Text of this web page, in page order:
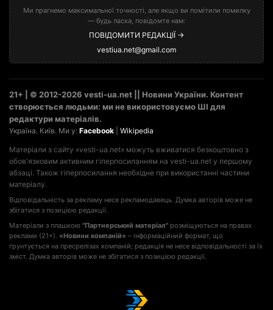
Ми прагнемо максимальної точності, але якщо ви помітили помилку
— будь ласка, повідомте нам:
ПОВІДОМИТИ РЕДАКЦІЇ →
vestiua.net@gmail.com
21+ | © 2012-2026 vesti-ua.net || Новини України. Контент
створюється людьми: ми не використовуємо ШІ для
редактури матеріалів.
Україна. Київ. Ми у: Facebook Wikipedia
Матеріали з сайту «vesti-ua.net» можуть вживатися безкоштовно з
обов'язковим активним гіперпосиланням на vesti-ua.net у першому
абзаці. Також гіперпосилання необхідне при використанні частини
матеріалу.
Відповідальність за рекламу несе рекламодавець. Думка авторів може не
збігатися з позицією редакції.
Матеріали з плашкою "Партнерський матеріал" розміщуються на правах
реклами (21+). «Новини компаній» – інформаційний формат, що
ґрунтується на пресрелізах компаній; редакція не несе відповідальності за їх
зміст. Думка авторів може не збігатися з позицією редакції.